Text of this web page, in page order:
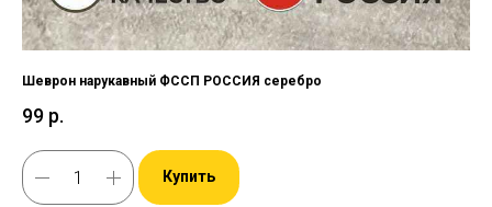
Шеврон нарукавный ФССП РОССИЯ серебро
99 р.
Купить